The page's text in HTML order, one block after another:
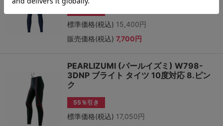
標準価格(税込) 15,400円
販売価格(税込) 7,700円
PEARLIZUMI (パールイズミ) W798-
3DNP ブライト タイツ 10度対応 8.ピン
ク
55％引き
標準価格(税込) 17,050円